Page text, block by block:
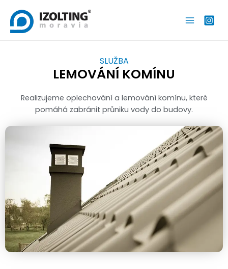
SLUŽBA
LEMOVÁNÍ KOMÍNU
Realizujeme oplechování a lemování komínu, které
pomáhá zabránit průniku vody do budovy.